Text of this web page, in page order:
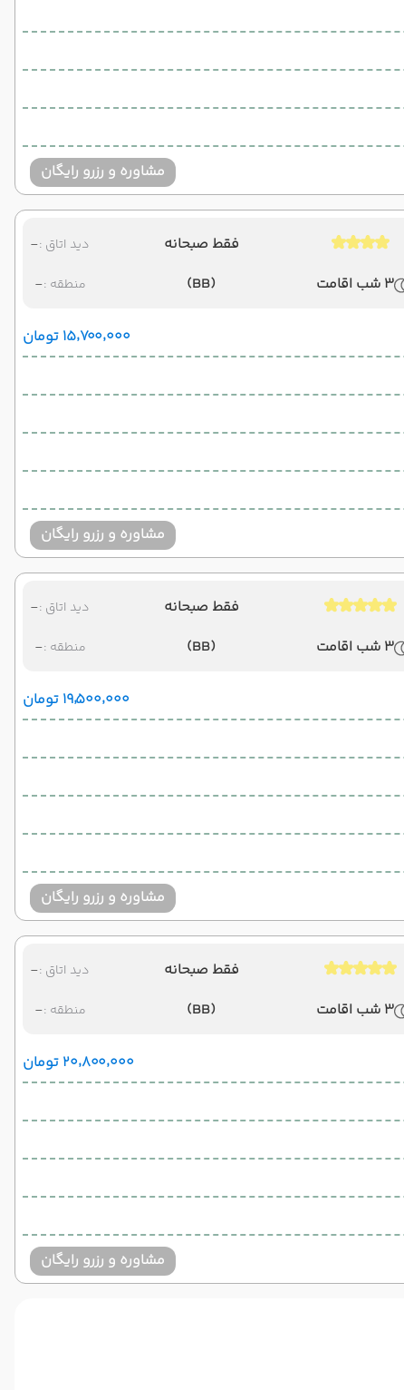
مشاوره و رزرو رایگان
3 شب اقامت
فقط صبحانه
(BB)
دید اتاق :-
منطقه :-
۱۵٬۷۰۰٬۰۰۰ تومان
مشاوره و رزرو رایگان
3 شب اقامت
فقط صبحانه
(BB)
دید اتاق :-
منطقه :-
۱۹٬۵۰۰٬۰۰۰ تومان
مشاوره و رزرو رایگان
3 شب اقامت
فقط صبحانه
(BB)
دید اتاق :-
منطقه :-
۲۰٬۸۰۰٬۰۰۰ تومان
مشاوره و رزرو رایگان